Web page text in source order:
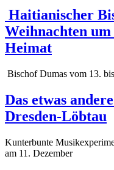
Haitianischer
Weihnachten
Heimat
Bischof Dumas vom 13.
Das etwas
Dresden-Löbtau
Kunterbunte
am 11. Dezember